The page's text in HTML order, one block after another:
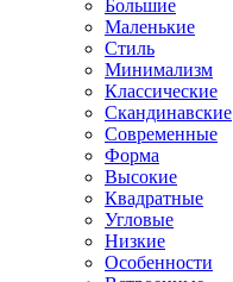
Большие
Маленькие
Стиль
Минимализм
Классические
Скандинавские
Современные
Форма
Высокие
Квадратные
Угловые
Низкие
Особенности